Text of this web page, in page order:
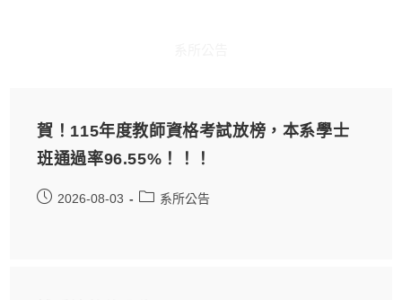
賀！115年度教師資格考試放榜，本系學士
班通過率96.55%！！！
2026-08-03 系所公告